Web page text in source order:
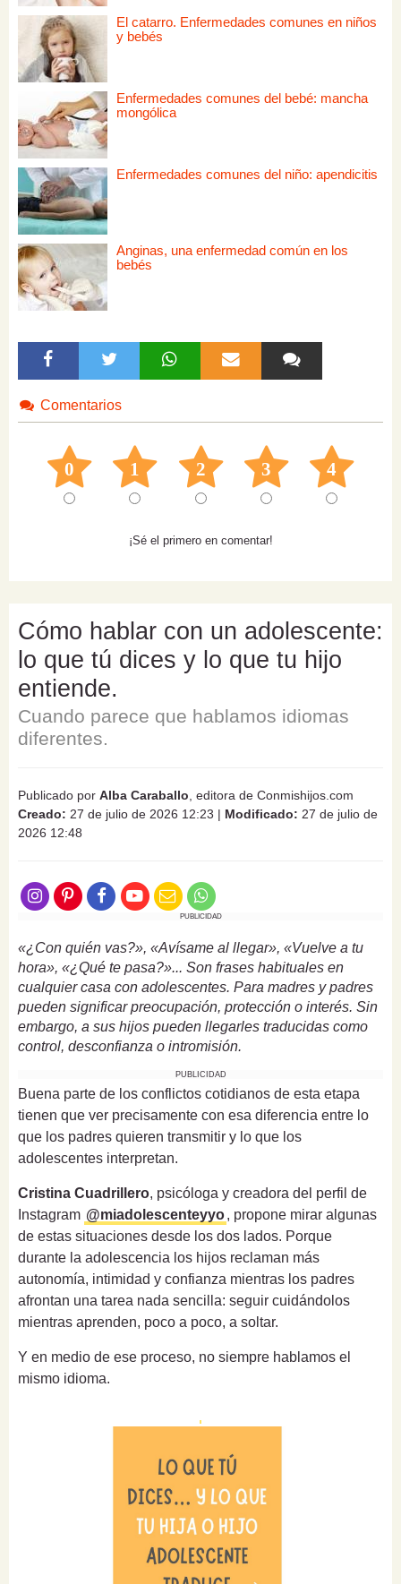
El catarro. Enfermedades comunes en niños
y bebés
Enfermedades comunes del bebé: mancha
mongólica
Enfermedades comunes del niño: apendicitis
Anginas, una enfermedad común en los
bebés
Comentarios
0 1 2 3 4
¡Sé el primero en comentar!
Cómo hablar con un adolescente:
lo que tú dices y lo que tu hijo
entiende.
Cuando parece que hablamos idiomas
diferentes.
Publicado por Alba Caraballo , editora de Conmishijos.com
Creado: 27 de julio de 2026 12:23 | Modificado: 27 de julio de
2026 12:48
PUBLICIDAD
«¿Con quién vas?», «Avísame al llegar», «Vuelve a tu
hora», «¿Qué te pasa?»... Son frases habituales en
cualquier casa con adolescentes. Para madres y padres
pueden significar preocupación, protección o interés. Sin
embargo, a sus hijos pueden llegarles traducidas como
control, desconfianza o intromisión.
PUBLICIDAD
Buena parte de los conflictos cotidianos de esta etapa
tienen que ver precisamente con esa diferencia entre lo
que los padres quieren transmitir y lo que los
adolescentes interpretan.
Cristina Cuadrillero, psicóloga y creadora del perfil de
Instagram @miadolescenteyyo, propone mirar algunas
de estas situaciones desde los dos lados. Porque
durante la adolescencia los hijos reclaman más
autonomía, intimidad y confianza mientras los padres
afrontan una tarea nada sencilla: seguir cuidándolos
mientras aprenden, poco a poco, a soltar.
Y en medio de ese proceso, no siempre hablamos el
mismo idioma.